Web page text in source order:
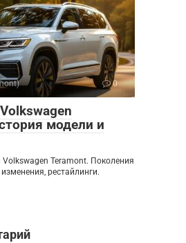
0
модели и
Volkswagen Teramont. Поколения
рестайлинги.